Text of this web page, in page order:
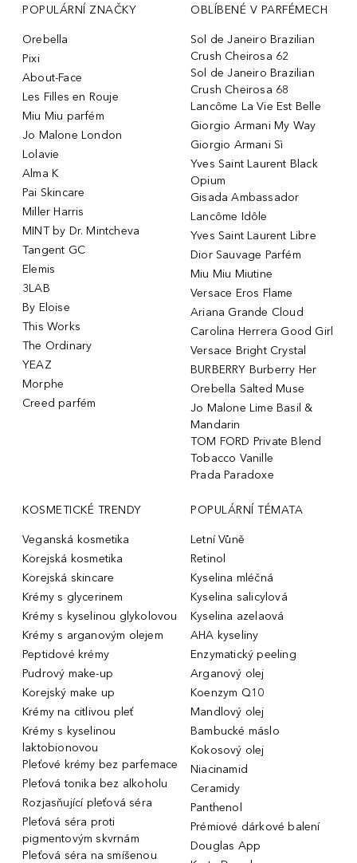
POPULÁRNÍ ZNAČKY
Orebella
Pixi
About-Face
Les Filles en Rouje
Miu Miu parfém
Jo Malone London
Lolavie
Alma K
Pai Skincare
Miller Harris
MINT by Dr. Mintcheva
Tangent GC
Elemis
3LAB
By Eloise
This Works
The Ordinary
YEAZ
Morphe
Creed parfém
OBLÍBENÉ V PARFÉMECH
Sol de Janeiro Brazilian
Crush Cheirosa 62
Sol de Janeiro Brazilian
Crush Cheirosa 68
Lancôme La Vie Est Belle
Giorgio Armani My Way
Giorgio Armani Sì
Yves Saint Laurent Black
Opium
Gisada Ambassador
Lancôme Idôle
Yves Saint Laurent Libre
Dior Sauvage Parfém
Miu Miu Miutine
Versace Eros Flame
Ariana Grande Cloud
Carolina Herrera Good Girl
Versace Bright Crystal
BURBERRY Burberry Her
Orebella Salted Muse
Jo Malone Lime Basil &
Mandarin
TOM FORD Private Blend
Tobacco Vanille
Prada Paradoxe
KOSMETICKÉ TRENDY
Veganská kosmetika
Korejská kosmetika
Korejská skincare
Krémy s glycerinem
Krémy s kyselinou glykolovou
Krémy s arganovým olejem
Peptidové krémy
Pudrový make-up
Korejský make up
Krémy na citlivou pleť
Krémy s kyselinou
laktobionovou
Pleťové krémy bez parfemace
Pleťová tonika bez alkoholu
Rozjasňující pleťová séra
Pleťová séra proti
pigmentovým skvrnám
Pleťová séra na smíšenou
POPULÁRNÍ TÉMATA
Letní Vůně
Retinol
Kyselina mléčná
Kyselina salicylová
Kyselina azelaová
AHA kyseliny
Enzymatický peeling
Arganový olej
Koenzym Q10
Mandlový olej
Bambucké máslo
Kokosový olej
Niacinamid
Ceramidy
Panthenol
Prémiové dárkové balení
Douglas App